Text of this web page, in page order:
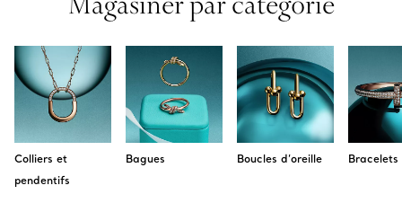
Colliers et
pendentifs
Bagues Boucles d’oreille Bracelets